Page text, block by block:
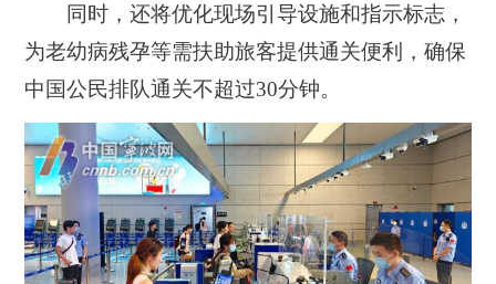
同时，还将优化现场引导设施和指示标志，
为老幼病残孕等需扶助旅客提供通关便利，确保
中国公民排队通关不超过30分钟。